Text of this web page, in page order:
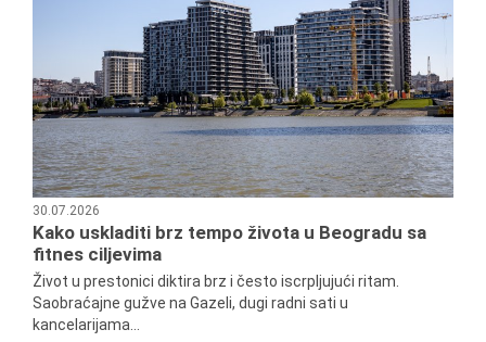
30.07.2026
Kako uskladiti brz tempo života u Beogradu sa
fitnes ciljevima
Život u prestonici diktira brz i često iscrpljujući ritam.
Saobraćajne gužve na Gazeli, dugi radni sati u
kancelarijama...